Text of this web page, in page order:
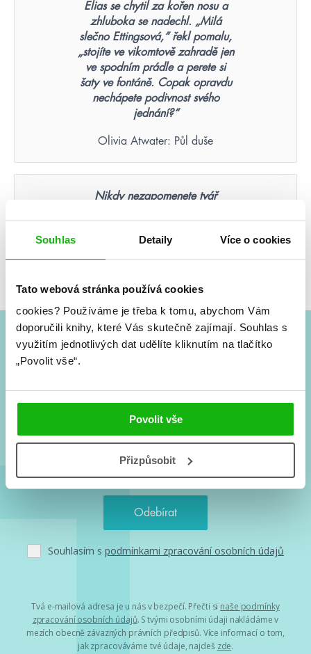
Souhlas Detaily Více o cookies
Tato webová stránka používá cookies
cookies? Používáme je třeba k tomu, abychom Vám
doporučili knihy, které Vás skutečně zajímají. Souhlas s
využitím jednotlivých dat udělíte kliknutím na tlačítko
„Povolit vše“.
Povolit vše
Přizpůsobit
Elias se chytil za kořen nosu a
zhluboka se nadechl. „Milá
slečno Ettingsová,“ řekl pomalu,
„stojíte ve vikomtově zahradě jen
ve spodním prádle a perete si
šaty ve fontáně. Copak opravdu
nechápete podivnost svého
jednání?“
Olivia Atwater: Půl duše
Nikdy nezapomenete tvář
#HumbookNews
Souhlasím s podmínkami zpracování osobních údajů
Tvá e-mailová adresa je u nás v bezpečí. Přečti si naše podmínky
zpracování osobních údajů. S tvými osobními údaji nakládáme v
mezích obecně závazných právních předpisů. Více informací o tom,
jak zpracováváme tvé údaje, najdeš zde.